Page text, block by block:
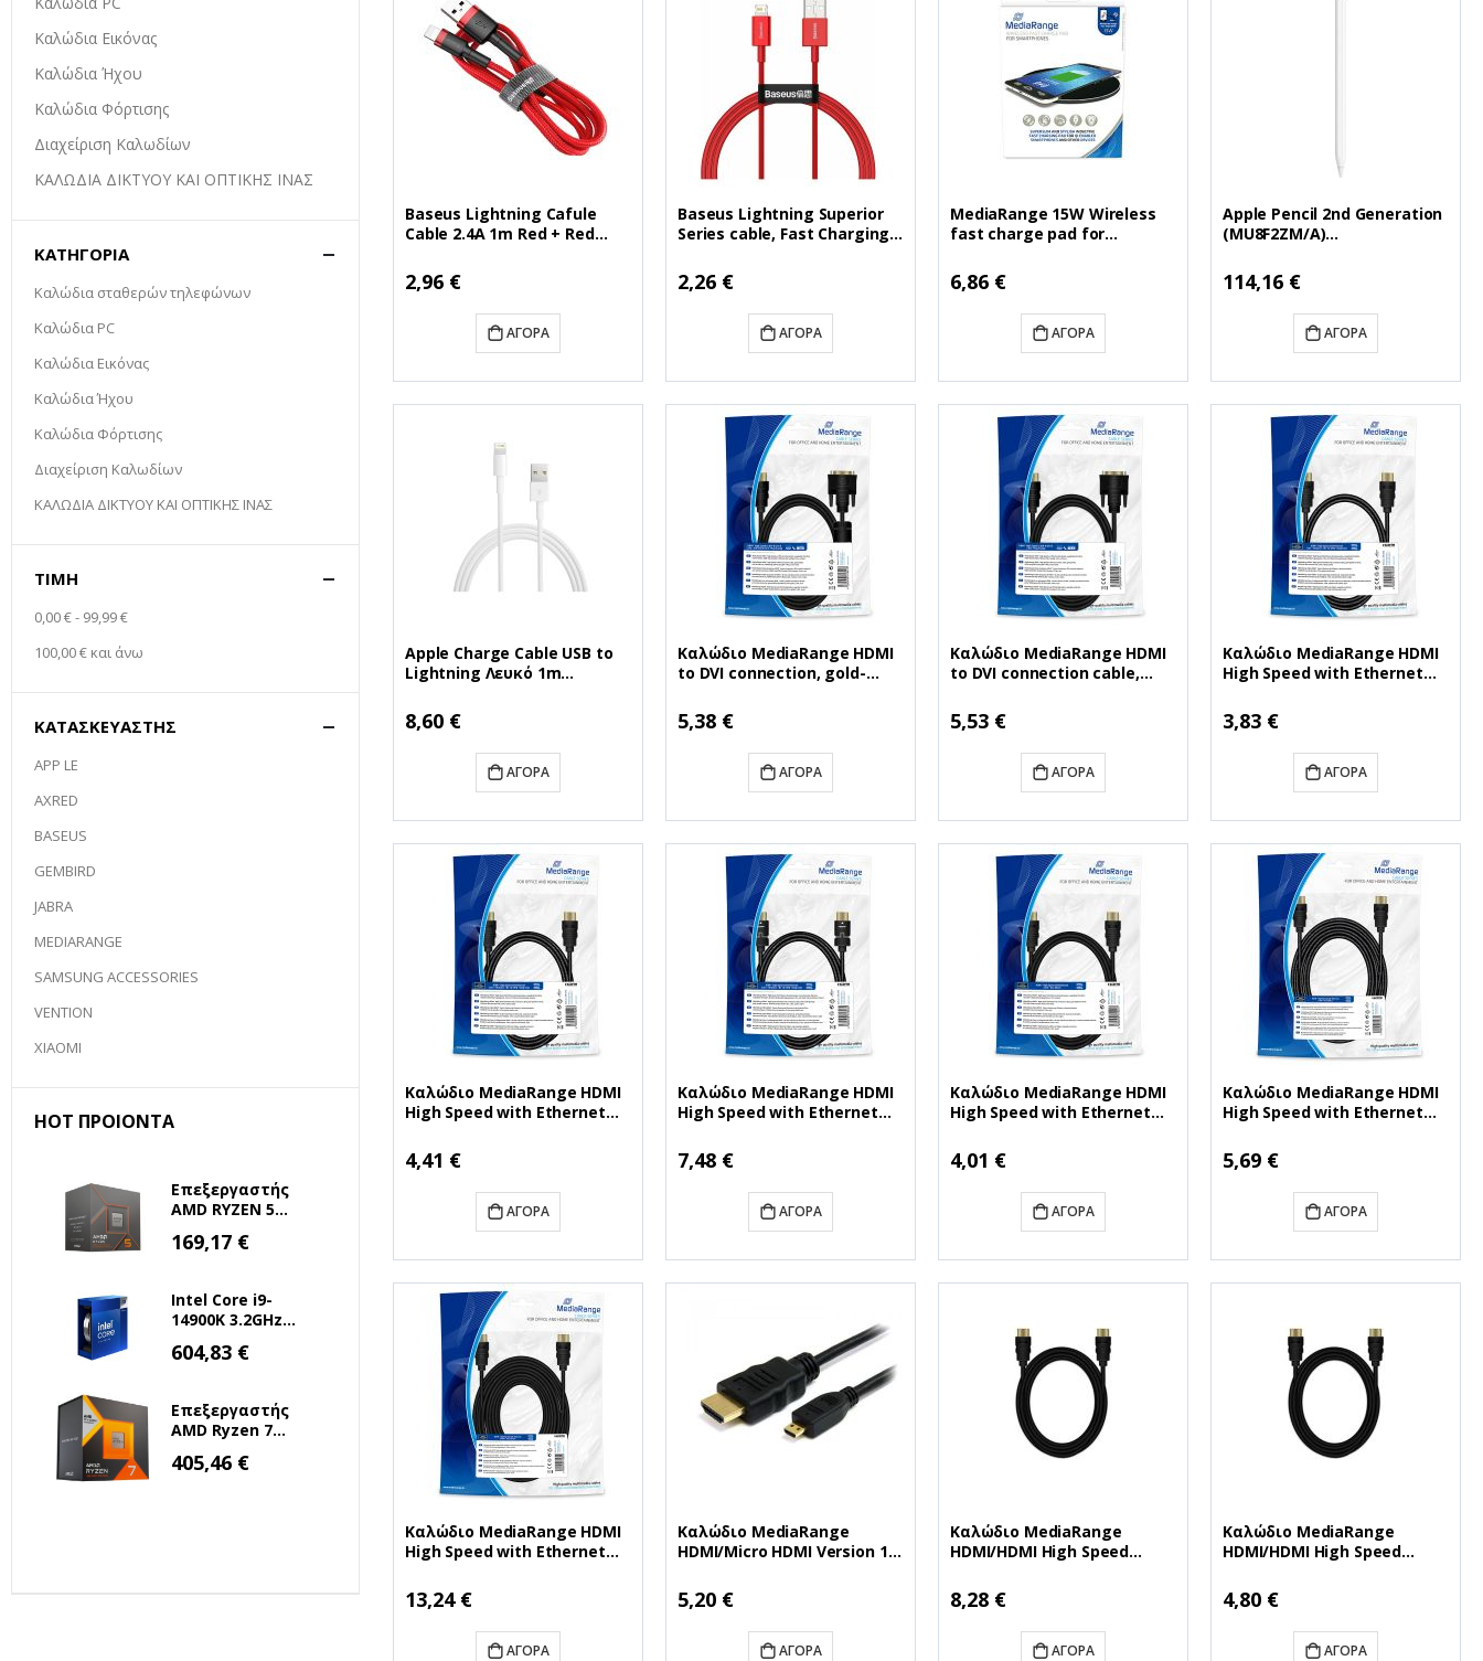
Baseus Lightning Cafule
Cable 2.4A 1m Red + Red
B09)
2,96 €
ΑΓΟΡΆ
Baseus Lightning Superior
Series cable, Fast Charging,
A09) (BASCALYS-A09)
2,26 €
ΑΓΟΡΆ
MediaRange 15W Wireless
fast charge pad for
(MRMA118)
6,86 €
ΑΓΟΡΆ
Apple Pencil 2nd Generation
(MU8F2ZM/A)
114,16 €
ΑΓΟΡΆ
Apple Charge Cable USB to
Lightning Λευκό 1m
(APPMXLY2ZM/A)
8,60 €
ΑΓΟΡΆ
Καλώδιο MediaRange HDMI
to DVI connection, gold-
HDMI plug /DVI-D plug (24+1
Pin), 2.0m, black (MRCS132)
5,38 €
ΑΓΟΡΆ
Καλώδιο MediaRange HDMI
to DVI connection cable,
D plug (18+1 Pin), 2.0m, black
(MRCS185)
5,53 €
ΑΓΟΡΆ
Καλώδιο MediaRange HDMI
High Speed with Ethernet
contacts, 18 Gbit/s data
transfer rate, 1.0m, cotton,
black (MRCS195)
3,83 €
ΑΓΟΡΆ
Καλώδιο MediaRange HDMI
High Speed with Ethernet
contacts, 18 Gbit/s data
transfer rate, 2.0m, cotton,
black (MRCS196)
4,41 €
ΑΓΟΡΆ
Καλώδιο MediaRange HDMI
High Speed with Ethernet
plugs, gold-plated contacts,
18 Gbit/s data transfer rate,
2.0m, cotton, black
7,48 €
ΑΓΟΡΆ
Καλώδιο MediaRange HDMI
High Speed with Ethernet
contacts, 10.2 Gbit/s data
transfer rate, 2.0m, black
(MRCS210)
4,01 €
ΑΓΟΡΆ
Καλώδιο MediaRange HDMI
High Speed with Ethernet
contacts, 10.2 Gbit/s data
transfer rate, 5.0m, cotton,
black (MRCS211)
5,69 €
ΑΓΟΡΆ
Καλώδιο MediaRange HDMI
High Speed with Ethernet
plated contacts, 10.2 Gbit/s
data transfer rate, 10.0m,
black (MRCS212)
13,24 €
ΑΓΟΡΆ
Καλώδιο MediaRange
HDMI/Micro HDMI Version 1.4
1.0M Black (MRCS146)
5,20 €
ΑΓΟΡΆ
Καλώδιο MediaRange
HDMI/HDMI High Speed
5.0M Black (MRCS158)
8,28 €
ΑΓΟΡΆ
Καλώδιο MediaRange
HDMI/HDMI High Speed
1.8M Black (MRCS156)
4,80 €
ΑΓΟΡΆ
Καλώδια Εικόνας
Καλώδια Ήχου
Καλώδια Φόρτισης
Διαχείριση Καλωδίων
ΚΑΛΩΔΙΑ ΔΙΚΤΥΟΥ ΚΑΙ ΟΠΤΙΚΗΣ ΙΝΑΣ
ΚΑΤΗΓΟΡΊΑ
Καλώδια σταθερών τηλεφώνων
Καλώδια PC
Καλώδια Εικόνας
Καλώδια Ήχου
Καλώδια Φόρτισης
Διαχείριση Καλωδίων
ΚΑΛΩΔΙΑ ΔΙΚΤΥΟΥ ΚΑΙ ΟΠΤΙΚΗΣ ΙΝΑΣ
ΤΙΜΉ
0,00 €- 99,99 €
100,00 € και άνω
ΚΑΤΑΣΚΕΥΑΣΤΉΣ
APP LE
AXRED
BASEUS
GEMBIRD
JABRA
MEDIARANGE
SAMSUNG ACCESSORIES
VENTION
XIAOMI
HOT ΠΡΟΙΌΝΤΑ
Επεξεργαστής
AMD RYZEN 5
AM5 (100-
(AMDRYZ5-8500G)
Ειδική
Τιμή
169,17 €
Intel Core i9-
14900K 3.2GHz
(BX8071514900K)
Ειδική
Τιμή
604,83 €
Επεξεργαστής
AMD Ryzen 7
Πυρήνων για
Ειδική
Τιμή
405,46 €